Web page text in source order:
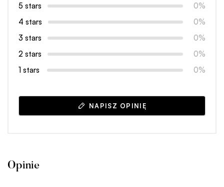
5 stars
0%
4 stars
0%
3 stars
0%
2 stars
0%
1 stars
0%
NAPISZ OPINIĘ
Opinie